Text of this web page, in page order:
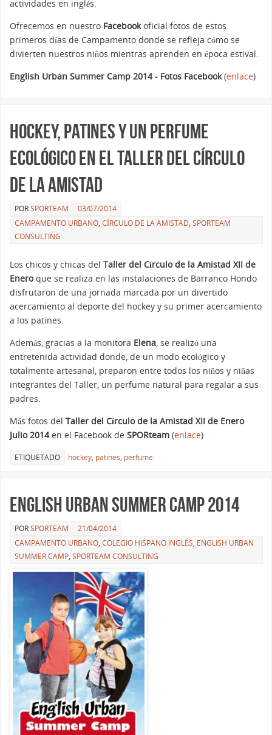
actividades en inglés.
Ofrecemos en nuestro Facebookoficial fotos de estos
primeros días de Campamento donde se refleja cómo se
divierten nuestros niños mientras aprenden en época estival.
English Urban Summer Camp 2014 - Fotos Facebook(enlace)
Hockey, patines y un perfume
ecológico en el Taller del Círculo
de la Amistad
PORSPORTEAM
03/07/2014
CAMPAMENTO URBANO, CÍRCULO DE LA AMISTAD, SPORTEAM
CONSULTING
Los chicos y chicas del Taller del Círculo de la Amistad XII de
Eneroque se realiza en las instalaciones de Barranco Hondo
disfrutaron de una jornada marcada por un divertido
acercamiento al deporte del hockey y su primer acercamiento
a los patines.
Además, gracias a la monitora Elena , se realizó una
entretenida actividad donde, de un modo ecológico y
totalmente artesanal, preparon entre todos los niños y niñas
integrantes del Taller, un perfume natural para regalar a sus
padres.
Más fotos del Taller del Círculo de la Amistad XII de Enero
Julio 2014en el Facebook de SPORteam (enlace)
ETIQUETADO hockey, patines, perfume
English Urban Summer Camp 2014
PORSPORTEAM
21/04/2014
CAMPAMENTO URBANO, COLEGIO HISPANO INGLÉS, ENGLISH URBAN
SUMMER CAMP, SPORTEAM CONSULTING